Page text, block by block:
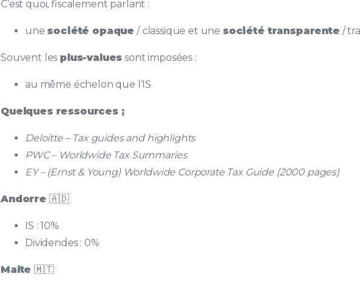
C’est quoi, fiscalement parlant :
une société opaque / classique et une société transparente /
Souvent les plus-values sont imposées :
au même échelon que l’IS
Quelques ressources ;
Deloitte – Tax guides and highlights
PWC – Worldwide Tax Summaries
EY – (Ernst & Young) Worldwide Corporate Tax Guide (2000 pages)
Andorre 🇦🇩
IS : 10%
Dividendes : 0%
Malte🇲🇹